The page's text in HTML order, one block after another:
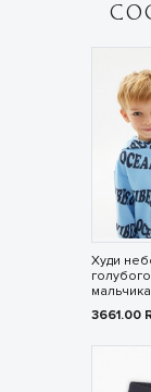
Худи
мальчика
3661.00